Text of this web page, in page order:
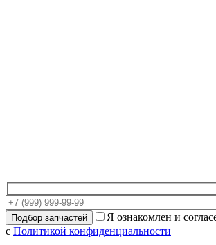
Я ознакомлен и
с Политикой конфиденциальности